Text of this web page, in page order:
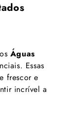
Águas
Essas
frescor e
incrível a